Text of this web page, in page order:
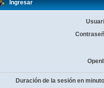
Ingresar
Duración de la sesión en